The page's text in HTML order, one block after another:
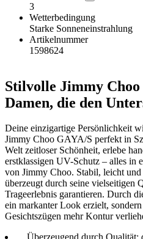
3
Wetterbedingung
Starke Sonneneinstrahlung
Artikelnummer
1598624
Stilvolle Jimmy
Damen, die den
Deine einzigartige Persönlichkeit
Jimmy Choo GAYA/S perfekt in
Welt zeitloser Schönheit, erlebe
erstklassigen UV-Schutz – alles in
von Jimmy Choo. Stabil, leicht
überzeugt durch seine vielseitigen
Trageerlebnis garantieren. Durch
ein markanter Look erzielt,
Gesichtszügen mehr Kontur